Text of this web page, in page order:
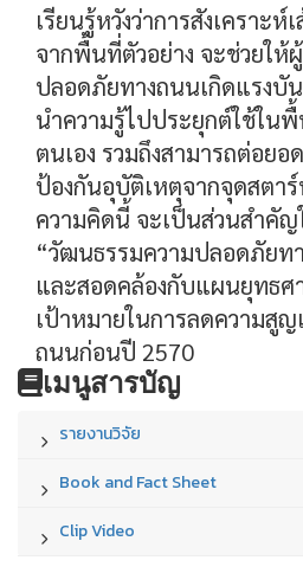
เรียนรู้หวังว่าการสังเคราะห์
จากพื้นที่ตัวอย่าง จะช่วยให้
ปลอดภัยทางถนนเกิดแรงบั
นำความรู้ไปประยุกต์ใช้ใน
ตนเอง รวมถึงสามารถต่อย
ป้องกันอุบัติเหตุจากจุดสตาร์
ความคิดนี้ จะเป็นส่วนสำคัญ
“วัฒนธรรมความปลอดภัย
และสอดคล้องกับแผนยุทธศ
เป้าหมายในการลดความสู
ถนนก่อนปี 2570
เมนูสารบัญ
รายงานวิจัย
Book and Fact Sheet
Clip Video